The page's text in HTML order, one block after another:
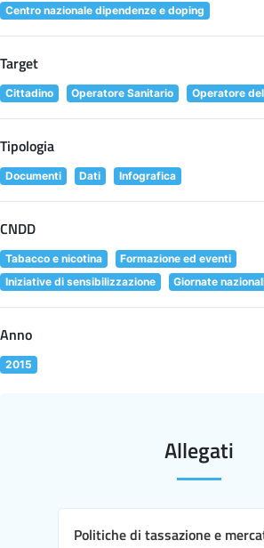
Centro nazionale dipendenze e doping
Target
Cittadino Operatore Sanitario Operatore
Tipologia
Documenti Dati Infografica
CNDD
Tabacco e nicotina
Formazione ed eventi
Iniziative di sensibilizzazione
Giornate
Anno
2015
Allegati
Politiche di tassazione e